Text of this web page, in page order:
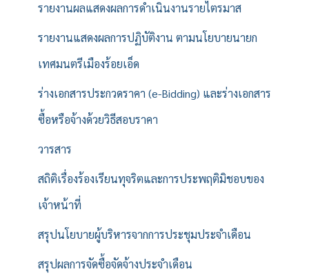
รายงานผลแสดงผลการดำเนินงานรายไตรมาส
รายงานแสดงผลการปฏิบัติงาน ตามนโยบายนายก
เทศมนตรีเมืองร้อยเอ็ด
ร่างเอกสารประกวดราคา (e-Bidding) และร่างเอกสาร
ซื้อหรือจ้างด้วยวิธีสอบราคา
วารสาร
สถิติเรื่องร้องเรียนทุจริตและการประพฤติมิชอบของ
เจ้าหน้าที่
สรุปนโยบายผู้บริหารจากการประชุมประจำเดือน
สรุปผลการจัดซื้อจัดจ้างประจำเดือน